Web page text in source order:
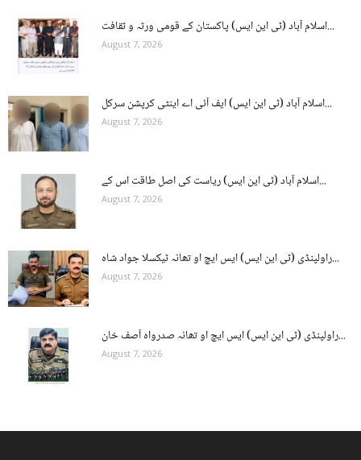
اسلام آباد (ٹی این ایس) پاکستان کے قومی ورثہ و ثقافت...
August 7, 2026
اسلام آباد (ٹی این ایس) ایف آئی اے اینٹی کرپشن سرکل...
August 7, 2026
اسلام آباد (ٹی این ایس) ریاست کی اصل طاقت اس کے...
August 7, 2026
راولپنڈی (ٹی این ایس) ایس ایچ او تھانہ ٹیکسلا جواد شاہ...
August 7, 2026
راولپنڈی (ٹی این ایس) ایس ایچ او تھانہ صدرواہ آصف خان...
August 7, 2026